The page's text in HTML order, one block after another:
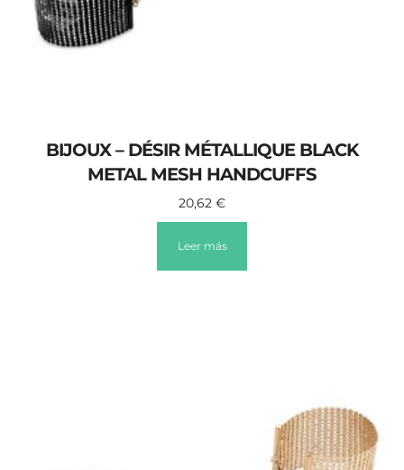
BIJOUX – DÉSIR MÉTALLIQUE BLACK
METAL MESH HANDCUFFS
20,62 €
Leer más